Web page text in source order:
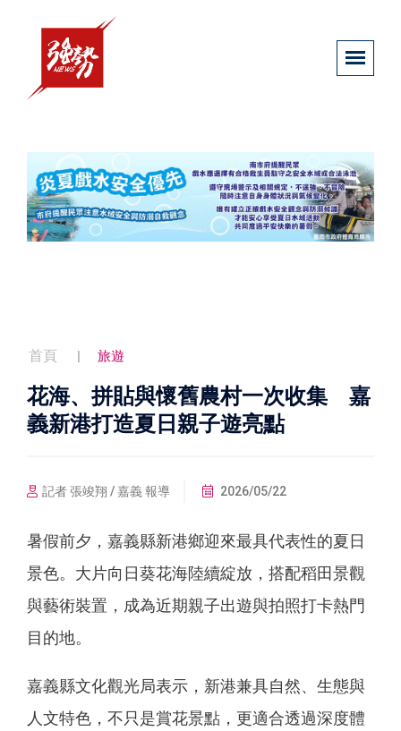
首頁 旅遊
花海、拼貼與懷舊農村一次收集 嘉
義新港打造夏日親子遊亮點
記者 張竣翔 / 嘉義 報導 2026/05/22
暑假前夕，嘉義縣新港鄉迎來最具代表性的夏日
景色。大片向日葵花海陸續綻放，搭配稻田景觀
與藝術裝置，成為近期親子出遊與拍照打卡熱門
目的地。
嘉義縣文化觀光局表示，新港兼具自然、生態與
人文特色，不只是賞花景點，更適合透過深度體